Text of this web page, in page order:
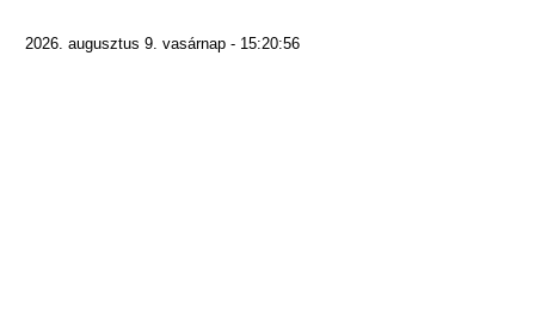
2026. augusztus 9. vasárnap - 15:20:56